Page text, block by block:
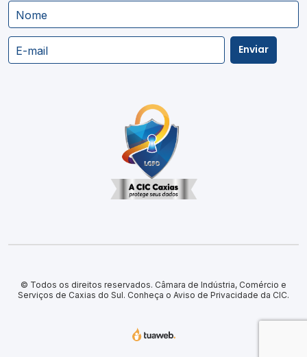
Nome
E-mail Enviar
© Todos os direitos reservados. Câmara de Indústria, Comércio e
Serviços de Caxias do Sul. Conheça o Aviso de Privacidade da CIC.